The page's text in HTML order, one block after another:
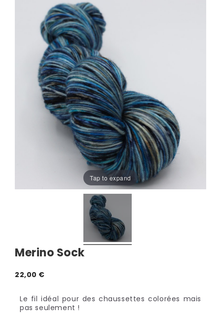
Tap to expand
Merino Sock
22,00 €
Le fil idéal pour des chaussettes colorées mais
pas seulement !